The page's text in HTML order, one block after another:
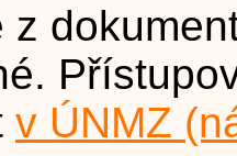
z
v ÚNMZ